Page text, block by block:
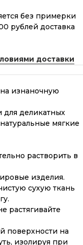
без примерки
рублей доставка
доставки
изнаночную
для деликатных
мягкие
растворить в
изделия.
сухую ткань
растягивайте
поверхности на
изолируя при